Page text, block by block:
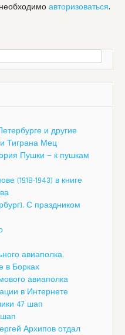
авторизоваться.
и другие
Тиграна Мец
Пушки — к пушкам
(1918-1943) в книге
С праздником
авиаполка,
в Борках
авиаполка
в Интернете
47 шап
Архипов отдал